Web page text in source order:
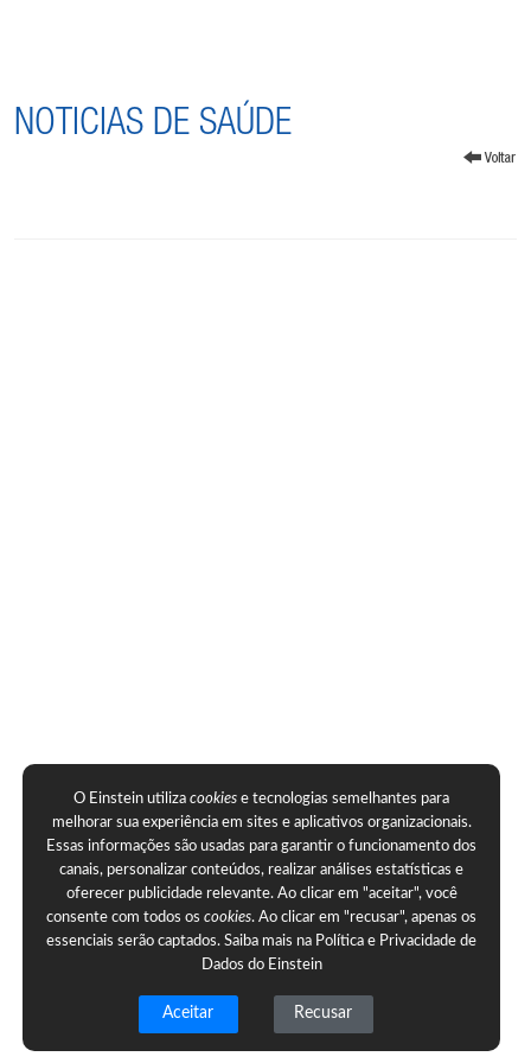
NOTICIAS DE SAÚDE
O Einstein utilizacookies e tecnologias semelhantes para
melhorar sua experiência em sites e aplicativos organizacionais.
Essas informações são usadas para garantir o funcionamento dos
canais, personalizar conteúdos, realizar análises estatísticas e
oferecer publicidade relevante. Ao clicar em "aceitar", você
consente com todos oscookies. Ao clicar em "recusar", apenas os
essenciais serão captados. Saiba mais na Política e Privacidade de
Dados do Einstein
Aceitar Recusar